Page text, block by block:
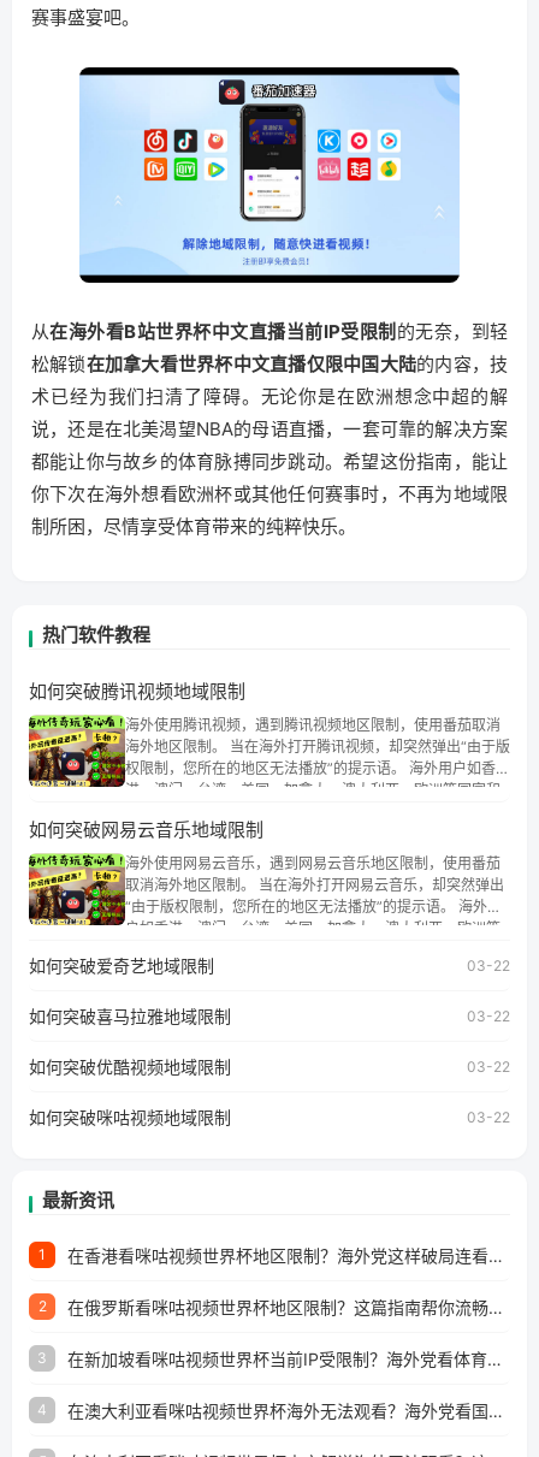
赛事盛宴吧。
从在海外看B站世界杯中文直播当前IP受限制 的无奈，到轻
松解锁在加拿大看世界杯中文直播仅限中国大陆的内容，技
术已经为我们扫清了障碍。无论你是在欧洲想念中超的解
说，还是在北美渴望NBA的母语直播，一套可靠的解决方案
都能让你与故乡的体育脉搏同步跳动。希望这份指南，能让
你下次在海外想看欧洲杯或其他任何赛事时，不再为地域限
制所困，尽情享受体育带来的纯粹快乐。
热门软件教程
如何突破腾讯视频地域限制
海外使用腾讯视频，遇到腾讯视频地区限制，使用番茄取消
海外地区限制。 当在海外打开腾讯视频，却突然弹出“由于版
权限制，您所在的地区无法播放”的提示语。 海外用户如香
港、澳门、台湾、美国、加拿大、澳大利亚、欧洲等国家和
权限制问题，且仅能在中国大陆地区播放。 遇到这个问题的
朋友们，使用番茄回国加速器，即可解决「海外用户收听腾
讯视频地区版权限制」的问题，无论人在香港、澳门、台
湾、美国、加拿大、澳大利亚、欧洲等国家和地区工作、留
学、定居等，都可以使用，不再因地区和版权限制所困扰。
如何突破网易云音乐地域限制
海外使用网易云音乐，遇到网易云音乐地区限制，使用番茄
取消海外地区限制。 当在海外打开网易云音乐，却突然弹出
“由于版权限制，您所在的地区无法播放”的提示语。 海外用
户如香港、澳门、台湾、美国、加拿大、澳大利亚、欧洲等
地区及版权限制问题，且仅能在中国大陆地区播放。 遇到这
户收听网易云音乐地区版权限制」的问题，无论人在香港、
工作、留学、定居等，都可以使用，不再因地区和版权限制
所困扰。
如何突破爱奇艺地域限制 03-22
如何突破喜马拉雅地域限制 03-22
如何突破优酷视频地域限制 03-22
如何突破咪咕视频地域限制 03-22
最新资讯
1 在香港看咪咕视频世界杯地区限制？海外党这样破局连看7天不卡顿！
2 在俄罗斯看咪咕视频世界杯地区限制？这篇指南帮你流畅看中文解说赛事
3 在新加坡看咪咕视频世界杯当前IP受限制？海外党看体育赛事的终极破局指南
4 在澳大利亚看咪咕视频世界杯海外无法观看？海外党看国内体育直播的终极解法